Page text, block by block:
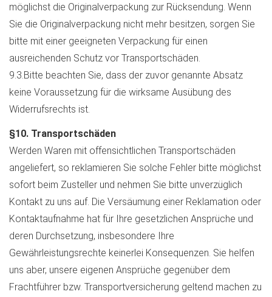
möglichst die Originalverpackung zur Rücksendung. Wenn
Sie die Originalverpackung nicht mehr besitzen, sorgen Sie
bitte mit einer geeigneten Verpackung für einen
ausreichenden Schutz vor Transportschäden.
9.3.Bitte beachten Sie, dass der zuvor genannte Absatz
keine Voraussetzung für die wirksame Ausübung des
Widerrufsrechts ist.
§10. Transportschäden
Werden Waren mit offensichtlichen Transportschäden
angeliefert, so reklamieren Sie solche Fehler bitte möglichst
sofort beim Zusteller und nehmen Sie bitte unverzüglich
Kontakt zu uns auf. Die Versäumung einer Reklamation oder
Kontaktaufnahme hat für Ihre gesetzlichen Ansprüche und
deren Durchsetzung, insbesondere Ihre
Gewährleistungsrechte keinerlei Konsequenzen. Sie helfen
uns aber, unsere eigenen Ansprüche gegenüber dem
Frachtführer bzw. Transportversicherung geltend machen zu